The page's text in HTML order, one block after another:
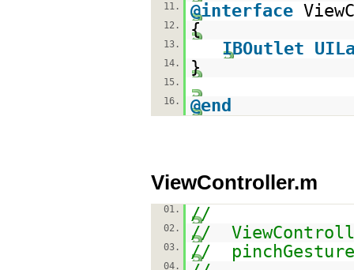
11.
@interface
12. {
13. IBOutlet
14. }
15.
16.
@end
ViewController.m
01. //
02. //
03. // pinchGesture
04.